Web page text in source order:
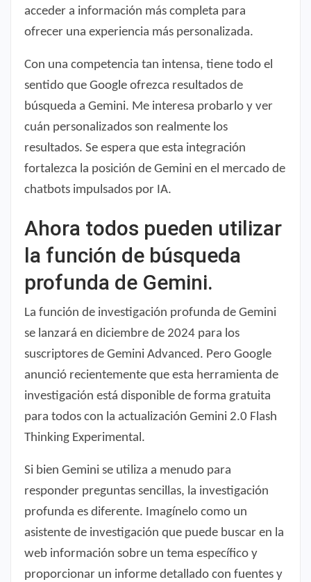
acceder a información más completa para
ofrecer una experiencia más personalizada.
Con una competencia tan intensa, tiene todo el
sentido que Google ofrezca resultados de
búsqueda a Gemini. Me interesa probarlo y ver
cuán personalizados son realmente los
resultados. Se espera que esta integración
fortalezca la posición de Gemini en el mercado de
chatbots impulsados ​​por IA.
Ahora todos pueden utilizar
la función de búsqueda
profunda de Gemini.
La función de investigación profunda de Gemini
se lanzará en diciembre de 2024 para los
suscriptores de Gemini Advanced. Pero Google
anunció recientemente que esta herramienta de
investigación está disponible de forma gratuita
para todos con la actualización Gemini 2.0 Flash
Thinking Experimental.
Si bien Gemini se utiliza a menudo para
responder preguntas sencillas, la investigación
profunda es diferente. Imagínelo como un
asistente de investigación que puede buscar en la
web información sobre un tema específico y
proporcionar un informe detallado con fuentes y